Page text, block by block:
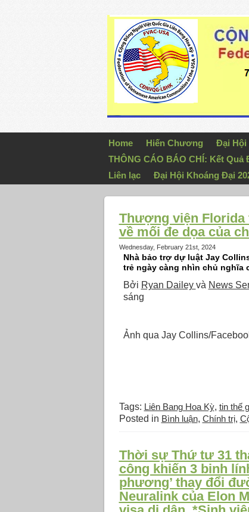
Home Hiến Chương Đại Hội
THÔNG CÁO BÁO CHÍ: Kết Quả
Liên lạc
Đại Hội Khoáng Đại
Thượng viện Florida
về mối đe dọa của
Wednesday, February 21st, 2024
Nhà bảo trợ dự luật Jay
trẻ ngày càng nhìn chủ
Bởi Ryan Dailey và News
sáng
Ảnh qua Jay Collins/
Tags: Liên Bang Hoa Kỳ, tin thế
Posted in Bình luận, Chính trị,
Thời sự Thứ tư 31
công khiến 3 binh
phương’ thay đổi
Neuralink của Elon